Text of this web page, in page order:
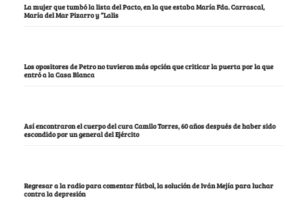
La mujer que tumbó la lista del Pacto, en la que estaba María Fda. Carrascal,
María del Mar Pizarro y “Lalis
Los opositores de Petro no tuvieron más opción que criticar la puerta por la que
entró a la Casa Blanca
Así encontraron el cuerpo del cura Camilo Torres, 60 años después de haber sido
escondido por un general del Ejército
Regresar a la radio para comentar fútbol, la solución de Iván Mejía para luchar
contra la depresión